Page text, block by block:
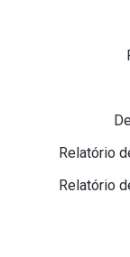
Relatório
Relatório